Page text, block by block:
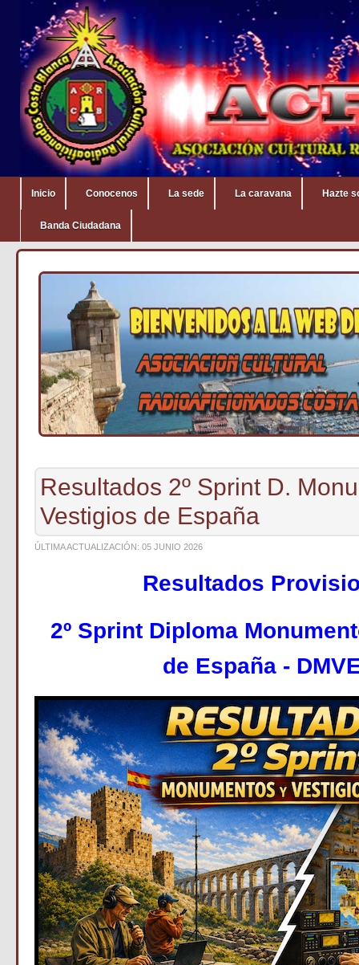
Inicio Conocenos La sede La caravana Hazte
Banda Ciudadana
Resultados 2º Sprint D.
Vestigios de España
ÚLTIMA ACTUALIZACIÓN: 05 JUNIO 2026
Resultados
2º Sprint Diploma
de España -